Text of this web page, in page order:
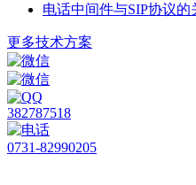
电话中间件与SIP协议
更多技术方案
382787518
0731-82990205